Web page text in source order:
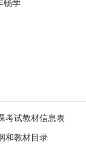
畅学
考试教材信息表
和教材目录